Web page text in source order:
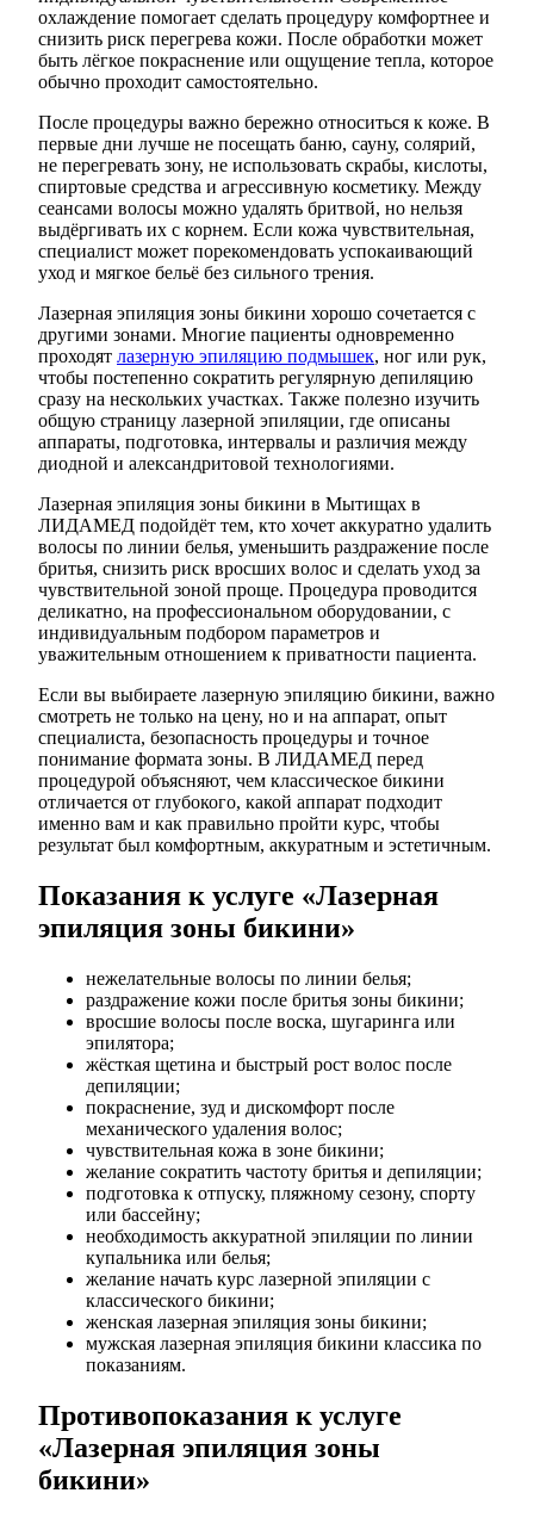
охлаждение помогает сделать процедуру комфортнее и
снизить риск перегрева кожи. После обработки может
быть лёгкое покраснение или ощущение тепла, которое
обычно проходит самостоятельно.
После процедуры важно бережно относиться к коже. В
первые дни лучше не посещать баню, сауну, солярий,
не перегревать зону, не использовать скрабы, кислоты,
спиртовые средства и агрессивную косметику. Между
сеансами волосы можно удалять бритвой, но нельзя
выдёргивать их с корнем. Если кожа чувствительная,
специалист может порекомендовать успокаивающий
уход и мягкое бельё без сильного трения.
Лазерная эпиляция зоны бикини хорошо сочетается с
другими зонами. Многие пациенты одновременно
проходят лазерную эпиляцию подмышек, ног или рук,
чтобы постепенно сократить регулярную депиляцию
сразу на нескольких участках. Также полезно изучить
общую страницу лазерной эпиляции, где описаны
аппараты, подготовка, интервалы и различия между
диодной и александритовой технологиями.
Лазерная эпиляция зоны бикини в Мытищах в
ЛИДАМЕД подойдёт тем, кто хочет аккуратно удалить
волосы по линии белья, уменьшить раздражение после
бритья, снизить риск вросших волос и сделать уход за
чувствительной зоной проще. Процедура проводится
деликатно, на профессиональном оборудовании, с
индивидуальным подбором параметров и
уважительным отношением к приватности пациента.
Если вы выбираете лазерную эпиляцию бикини, важно
смотреть не только на цену, но и на аппарат, опыт
специалиста, безопасность процедуры и точное
понимание формата зоны. В ЛИДАМЕД перед
процедурой объясняют, чем классическое бикини
отличается от глубокого, какой аппарат подходит
именно вам и как правильно пройти курс, чтобы
результат был комфортным, аккуратным и эстетичным.
Показания к услуге «Лазерная
эпиляция зоны бикини»
нежелательные волосы по линии белья;
раздражение кожи после бритья зоны бикини;
вросшие волосы после воска, шугаринга или
эпилятора;
жёсткая щетина и быстрый рост волос после
депиляции;
покраснение, зуд и дискомфорт после
механического удаления волос;
чувствительная кожа в зоне бикини;
желание сократить частоту бритья и депиляции;
подготовка к отпуску, пляжному сезону, спорту
или бассейну;
необходимость аккуратной эпиляции по линии
купальника или белья;
желание начать курс лазерной эпиляции с
классического бикини;
женская лазерная эпиляция зоны бикини;
мужская лазерная эпиляция бикини классика по
показаниям.
Противопоказания к услуге
«Лазерная эпиляция зоны
бикини»